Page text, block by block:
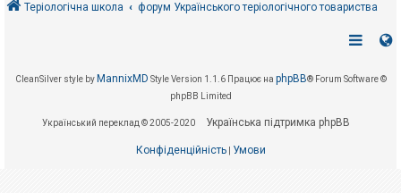
Теріологічна школа форум Українського теріологічного товариства
CleanSilver style by MannixMD Style Version 1.1.6 Працює на phpBB® Forum Software ©
phpBB Limited
Український переклад © 2005-2020 Українська підтримка phpBB
Конфіденційність| Умови